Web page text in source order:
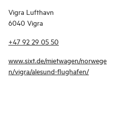
Vigra Lufthavn
6040 Vigra
+47 92 29 05 50
www.sixt.de/mietwagen/norwege
n/vigra/alesund-flughafen/